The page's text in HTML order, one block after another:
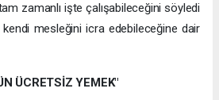
zamanlı işte çalışabileceğini söyledi
mesleğini icra edebileceğine dair
ÜCRETSİZ YEMEK"